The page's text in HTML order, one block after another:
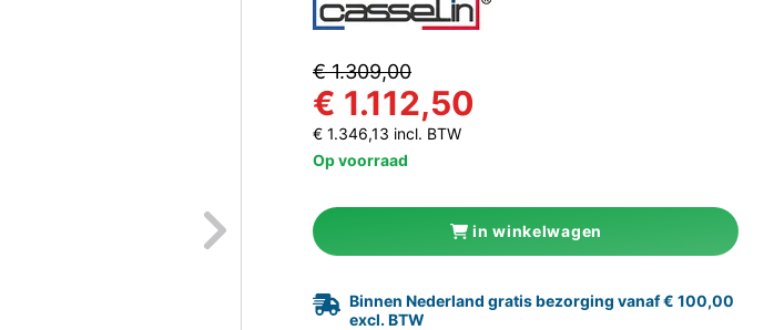
Naar volgende
€ 1.309,00
€ 1.112,50
€ 1.346,13 incl. BTW
Op voorraad
in winkelwagen
Binnen Nederland gratis bezorging vanaf € 100,00
excl. BTW